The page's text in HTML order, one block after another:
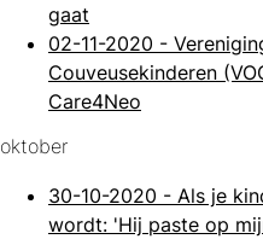
gaat
02-11-2020 -
Couveusekinderen
Care4Neo
oktober
30-10-2020 - Als je
wordt: 'Hij paste op